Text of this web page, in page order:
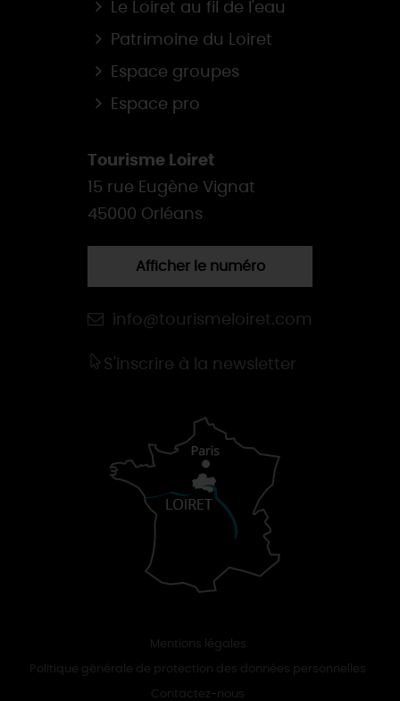
Le Loiret au fil de l'eau
Patrimoine du Loiret
Espace groupes
Espace pro
Tourisme Loiret
15 rue Eugène Vignat
45000 Orléans
Afficher le numéro
info@tourismeloiret.com
S'inscrire à la newsletter
Mentions légales
Politique générale de protection des données personnelles
Contactez-nous